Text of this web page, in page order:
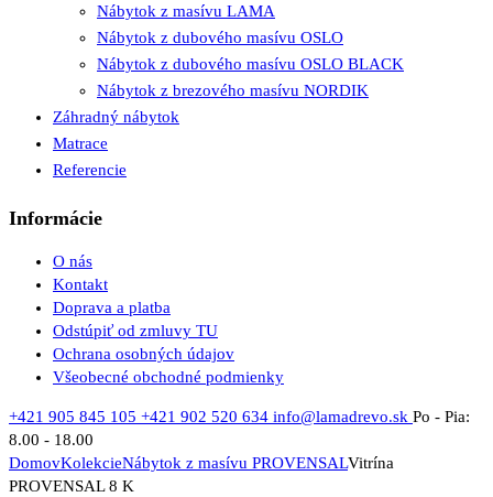
Nábytok z masívu LAMA
Nábytok z dubového masívu OSLO
Nábytok z dubového masívu OSLO BLACK
Nábytok z brezového masívu NORDIK
Záhradný nábytok
Matrace
Referencie
Informácie
O nás
Kontakt
Doprava a platba
Odstúpiť od zmluvy TU
Ochrana osobných údajov
Všeobecné obchodné podmienky
+421 905 845 105 +421 902 520 634 info@lamadrevo.sk Po - Pia:
8.00 - 18.00
DomovKolekcieNábytok z masívu PROVENSALVitrína
PROVENSAL 8 K